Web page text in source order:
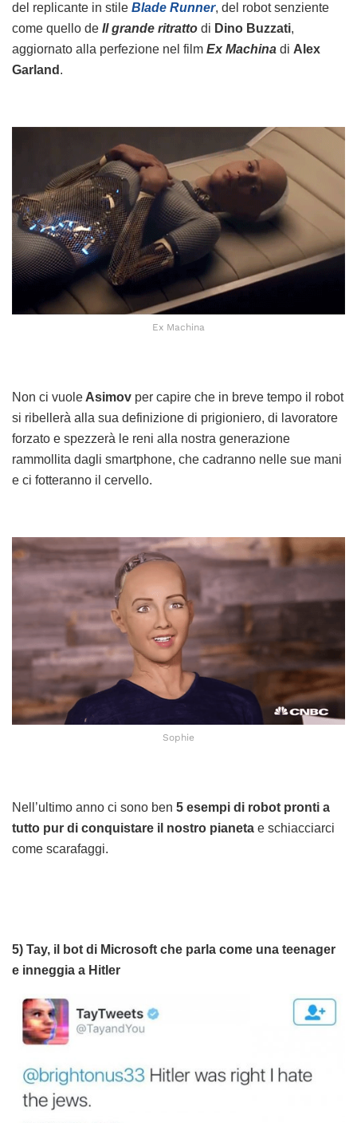
del replicante in stile Blade Runner, del robot senziente
come quello de Il grande ritratto di Dino Buzzati,
aggiornato alla perfezione nel film Ex Machina di Alex
Garland .
Ex Machina
Non ci vuole Asimov per capire che in breve tempo il robot
si ribellerà alla sua definizione di prigioniero, di lavoratore
forzato e spezzerà le reni alla nostra generazione
rammollita dagli smartphone, che cadranno nelle sue mani
e ci fotteranno il cervello.
Sophie
Nell’ultimo anno ci sono ben 5 esempi di robot pronti a
tutto pur di conquistare il nostro pianeta e schiacciarci
come scarafaggi.
5) Tay, il bot di Microsoft che parla come una teenager
e inneggia a Hitler